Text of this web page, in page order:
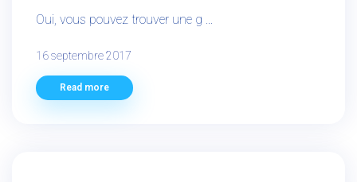
Oui, vous pouvez trouver une g ...
16 septembre 2017
Read more